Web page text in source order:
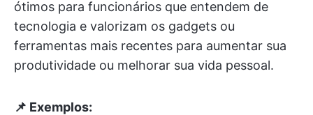
ótimos para funcionários que entendem de
tecnologia e valorizam os gadgets ou
ferramentas mais recentes para aumentar sua
produtividade ou melhorar sua vida pessoal.
📌 Exemplos: